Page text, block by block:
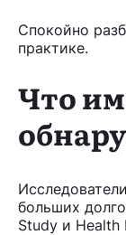
Спокойно
практике.
Что
больших
Study и Health